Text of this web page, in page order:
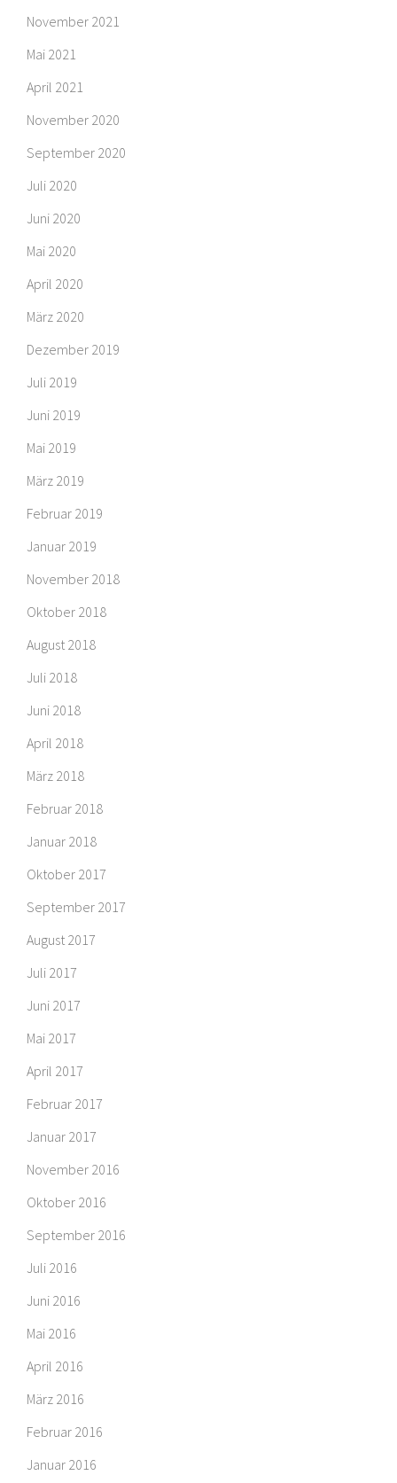
November 2021
Mai 2021
April 2021
November 2020
September 2020
Juli 2020
Juni 2020
Mai 2020
April 2020
März 2020
Dezember 2019
Juli 2019
Juni 2019
Mai 2019
März 2019
Februar 2019
Januar 2019
November 2018
Oktober 2018
August 2018
Juli 2018
Juni 2018
April 2018
März 2018
Februar 2018
Januar 2018
Oktober 2017
September 2017
August 2017
Juli 2017
Juni 2017
Mai 2017
April 2017
Februar 2017
Januar 2017
November 2016
Oktober 2016
September 2016
Juli 2016
Juni 2016
Mai 2016
April 2016
März 2016
Februar 2016
Januar 2016